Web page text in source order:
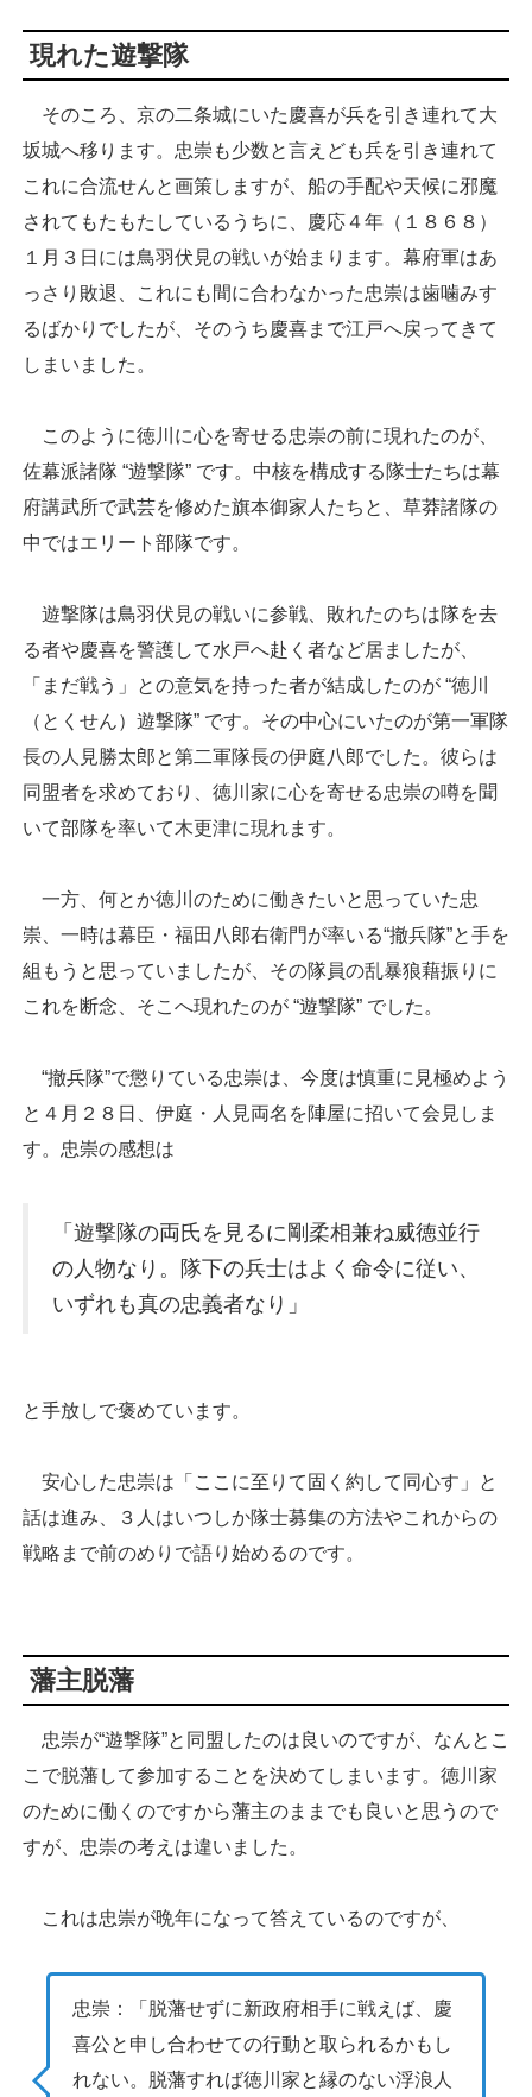
現れた遊撃隊
そのころ、京の二条城にいた慶喜が兵を引き連れて大
坂城へ移ります。忠崇も少数と言えども兵を引き連れて
これに合流せんと画策しますが、船の手配や天候に邪魔
されてもたもたしているうちに、慶応４年（１８６８）
１月３日には鳥羽伏見の戦いが始まります。幕府軍はあ
っさり敗退、これにも間に合わなかった忠崇は歯噛みす
るばかりでしたが、そのうち慶喜まで江戸へ戻ってきて
しまいました。
このように徳川に心を寄せる忠崇の前に現れたのが、
佐幕派諸隊 “遊撃隊” です。中核を構成する隊士たちは幕
府講武所で武芸を修めた旗本御家人たちと、草莽諸隊の
中ではエリート部隊です。
遊撃隊は鳥羽伏見の戦いに参戦、敗れたのちは隊を去
る者や慶喜を警護して水戸へ赴く者など居ましたが、
「まだ戦う」との意気を持った者が結成したのが “徳川
（とくせん）遊撃隊” です。その中心にいたのが第一軍隊
長の人見勝太郎と第二軍隊長の伊庭八郎でした。彼らは
同盟者を求めており、徳川家に心を寄せる忠崇の噂を聞
いて部隊を率いて木更津に現れます。
一方、何とか徳川のために働きたいと思っていた忠
崇、一時は幕臣・福田八郎右衛門が率いる“撤兵隊”と手を
組もうと思っていましたが、その隊員の乱暴狼藉振りに
これを断念、そこへ現れたのが “遊撃隊” でした。
“撤兵隊”で懲りている忠崇は、今度は慎重に見極めよう
と４月２８日、伊庭・人見両名を陣屋に招いて会見しま
す。忠崇の感想は
「遊撃隊の両氏を見るに剛柔相兼ね威徳並行
の人物なり。隊下の兵士はよく命令に従い、
いずれも真の忠義者なり」
と手放しで褒めています。
安心した忠崇は「ここに至りて固く約して同心す」と
話は進み、３人はいつしか隊士募集の方法やこれからの
戦略まで前のめりで語り始めるのです。
藩主脱藩
忠崇が“遊撃隊”と同盟したのは良いのですが、なんとこ
こで脱藩して参加することを決めてしまいます。徳川家
のために働くのですから藩主のままでも良いと思うので
すが、忠崇の考えは違いました。
これは忠崇が晩年になって答えているのですが、
忠崇：「脱藩せずに新政府相手に戦えば、慶
喜公と申し合わせての行動と取られるかもし
れない。脱藩すれば徳川家と縁のない浮浪人